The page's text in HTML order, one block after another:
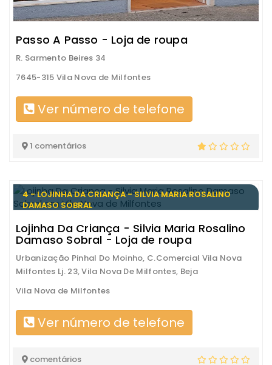
Passo A Passo - Loja de roupa
R. Sarmento Beires 34
7645-315 Vila Nova de Milfontes
Ver número de telefone
1 comentários
4 - LOJINHA DA CRIANÇA - SILVIA MARIA ROSALINO
DAMASO SOBRAL
Lojinha Da Criança - Silvia Maria Rosalino
Damaso Sobral - Loja de roupa
Urbanização Pinhal Do Moinho, C.Comercial Vila Nova
Milfontes Lj. 23, Vila Nova De Milfontes, Beja
Vila Nova de Milfontes
Ver número de telefone
comentários